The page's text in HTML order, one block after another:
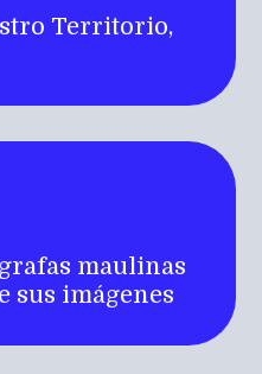
Territorio,
maulinas
sus imágenes